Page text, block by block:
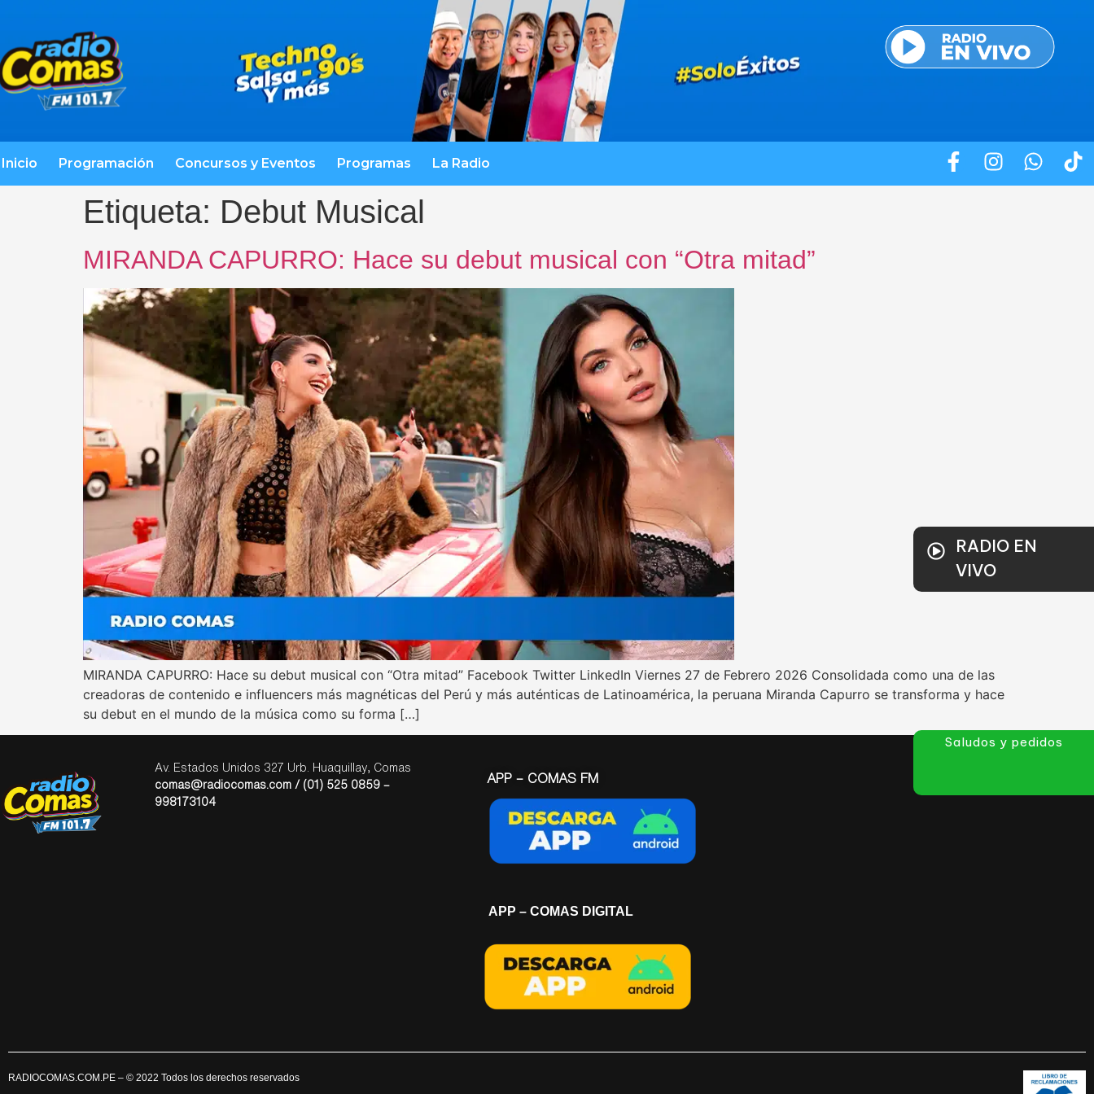
Inicio Programación Concursos y Eventos Programas La Radio
Etiqueta: Debut Musical
MIRANDA CAPURRO: Hace su debut musical con “Otra mitad”
MIRANDA CAPURRO: Hace su debut musical con “Otra mitad” Facebook Twitter LinkedIn Viernes 27 de Febrero 2026 Consolidada como una de las
creadoras de contenido e influencers más magnéticas del Perú y más auténticas de Latinoamérica, la peruana Miranda Capurro se transforma y hace
su debut en el mundo de la música como su forma […]
Av. Estados Unidos 327 Urb. Huaquillay, Comas
comas@radiocomas.com / (01) 525 0859 –
998173104
APP – COMAS FM
APP – COMAS DIGITAL
RADIOCOMAS.COM.PE – © 2022 Todos los derechos reservados
RADIO EN
VIVO
Saludos y pedidos